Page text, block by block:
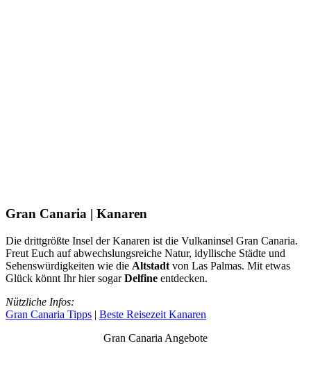
Gran Canaria | Kanaren
Die drittgrößte Insel der Kanaren ist die Vulkaninsel Gran Canaria.
Freut Euch auf abwechslungsreiche Natur, idyllische Städte und
Sehenswürdigkeiten wie die Altstadt von Las Palmas. Mit etwas
Glück könnt Ihr hier sogarDelfine entdecken.
Nützliche Infos:
Gran Canaria Tipps | Beste Reisezeit Kanaren
Gran Canaria Angebote